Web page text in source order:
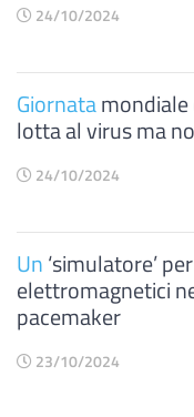
24/10/2024
Giornata
lotta al virus ma
24/10/2024
Un‘simulatore’
elettromagnetici
pacemaker
23/10/2024